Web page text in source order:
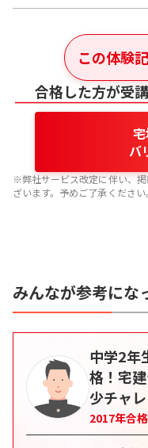
この体験
合格した方が受
バ
※弊社サービス改定に伴い、
ざいます。予めご了承ください。
みんなが参考にな
中学2年
格！宅
少チャ
2017年合格